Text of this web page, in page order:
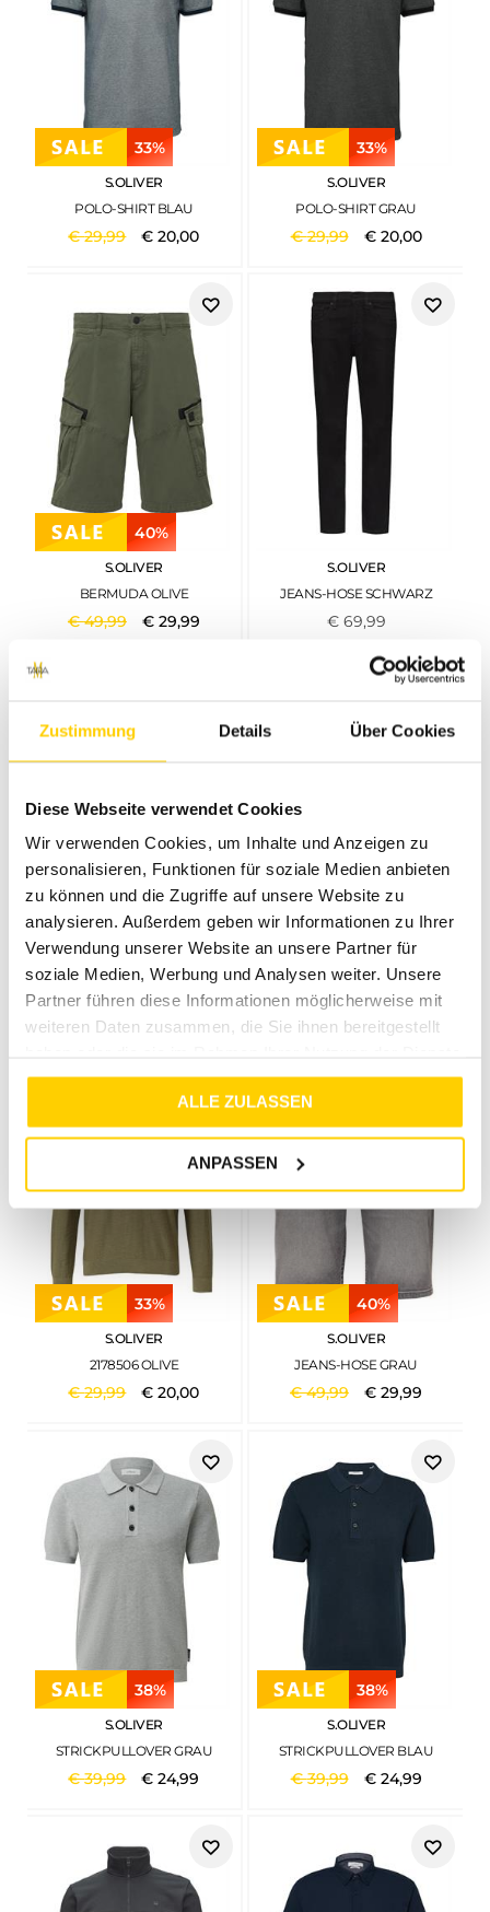
Zustimmung Details Über Cookies
Diese Webseite verwendet Cookies
Wir verwenden Cookies, um Inhalte und Anzeigen zu
personalisieren, Funktionen für soziale Medien anbieten
zu können und die Zugriffe auf unsere Website zu
analysieren. Außerdem geben wir Informationen zu Ihrer
Verwendung unserer Website an unsere Partner für
soziale Medien, Werbung und Analysen weiter. Unsere
Partner führen diese Informationen möglicherweise mit
weiteren Daten zusammen, die Sie ihnen bereitgestellt
gesammelt haben.
ALLE ZULASSEN
ANPASSEN
33%
S.OLIVER
POLO-SHIRT BLAU
€29,99 €20,00
33%
S.OLIVER
POLO-SHIRT GRAU
€29,99 € 20,00
40%
S.OLIVER
BERMUDA OLIVE
€49,99 € 29,99
S.OLIVER
JEANS-HOSE SCHWARZ
€ 69,99
37%
S.OLIVER
T-SHIRT GRÜN2
€15,99 €10,00
40%
S.OLIVER
JEANS-HOSE GRAU2
€49,99 €29,99
33%
S.OLIVER
2178506 OLIVE
€29,99 €20,00
40%
S.OLIVER
JEANS-HOSE GRAU
€49,99 €29,99
38%
S.OLIVER
STRICKPULLOVER GRAU
€39,99 €24,99
38%
S.OLIVER
STRICKPULLOVER BLAU
€39,99 € 24,99